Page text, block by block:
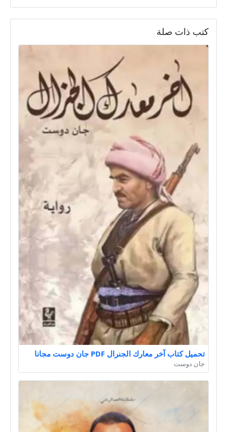
كتب ذات صلة
تحميل كتاب آخر معارك الجنرال PDF جان دوست مجانا
جان دوست